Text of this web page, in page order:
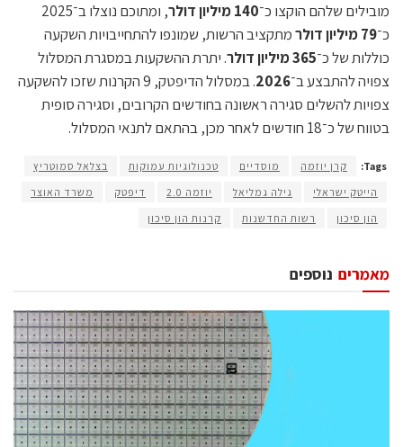
מובילים שלהם הוקצו כ־140 מיליון דולר
, ומתוכם נוצלו ב־2025
כ־79 מיליון דולר
מתקציב הרשות, שמונפו להתחייבויות השקעה
כוללות של כ־365 מיליון דולר
. יתרת ההשקעות במסגרת המסלול
צפויה להתבצע ב־2026
. במסלול הדיפטק, 9 הקרנות שזכו להשקעה
צפויות להשלים סגירה ראשונה בחודשים הקרובים, וסגירה סופית
בטווח של כ־18 חודשים לאחר מכן, בהתאם לתנאי המסלול.
Tags: קרן יוזמה מוסדיים טכנולוגיות עמוקות
בצלאל סמוטריץ
הייטק ישראלי
גילה גמליאל יוזמה 2.0 דיפטק
משרד האוצר
הון סיכון
רשות החדשנות קרנות הון סיכון
נוספים מאמרים